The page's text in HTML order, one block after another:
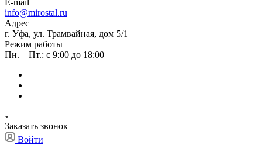
E-mail
info@mirostal.ru
Адрес
г. Уфа, ул. Трамвайная, дом 5/1
Режим работы
Пн. – Пт.: с 9:00 до 18:00
Заказать звонок
Войти